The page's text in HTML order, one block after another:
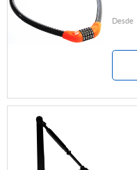
Desde